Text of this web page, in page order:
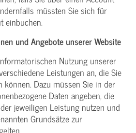
müssten Sie sich für
einbuchen.
und Angebote unserer Website
Nutzung unserer
Leistungen an, die Sie
können. Dazu müssen Sie in der
Daten angeben, die
jeweiligen Leistung nutzen und
Grundsätze zur